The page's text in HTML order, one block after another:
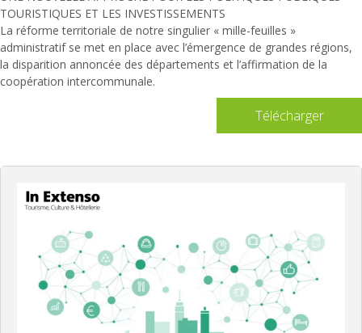
TOURISTIQUES ET LES INVESTISSEMENTS
La réforme territoriale de notre singulier « mille-feuilles »
administratif se met en place avec l’émergence de grandes régions,
la disparition annoncée des départements et l’affirmation de la
coopération intercommunale.
Télécharger